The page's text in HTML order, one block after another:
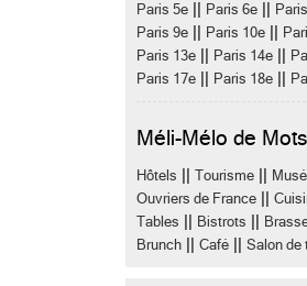
Paris 5e Paris 6e
Paris 9e Paris 10e
Paris 13e Paris 14e
Paris 17e Paris 18e
Méli-Mélo de Mots
Hôtels Tourisme
Ouvriers de France
Tables
Bistrots
Brunch Café Salon de